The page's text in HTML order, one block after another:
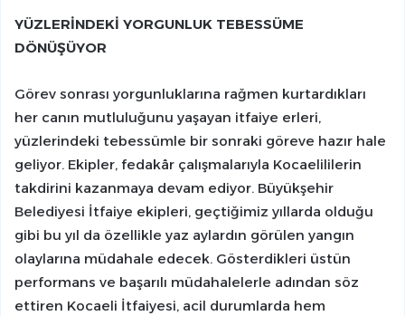
YÜZLERİNDEKİ YORGUNLUK TEBESSÜME
DÖNÜŞÜYOR
Görev sonrası yorgunluklarına rağmen kurtardıkları
her canın mutluluğunu yaşayan itfaiye erleri,
yüzlerindeki tebessümle bir sonraki göreve hazır hale
geliyor. Ekipler, fedakâr çalışmalarıyla Kocaelililerin
takdirini kazanmaya devam ediyor. Büyükşehir
Belediyesi İtfaiye ekipleri, geçtiğimiz yıllarda olduğu
gibi bu yıl da özellikle yaz aylardın görülen yangın
olaylarına müdahale edecek. Gösterdikleri üstün
performans ve başarılı müdahalelerle adından söz
ettiren Kocaeli İtfaiyesi, acil durumlarda hem